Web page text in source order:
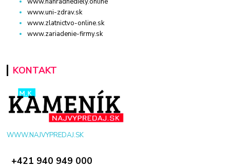
www.uni-zdrav.sk
www.zlatnictvo-online.sk
www.zariadenie-firmy.sk
KONTAKT
WWW.NAJVYPREDAJ.SK
+421 940 949 000